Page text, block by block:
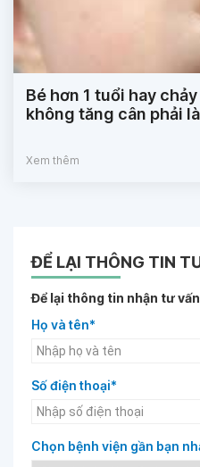
Bé hơn 1 tuổi hay
không tăng cân phải
Xem thêm
ĐỂ LẠI THÔNG TIN
Để lại thông tin nhận tư vấn
Họ và tên*
Số điện thoại*
Chọn bệnh viện gần bạn